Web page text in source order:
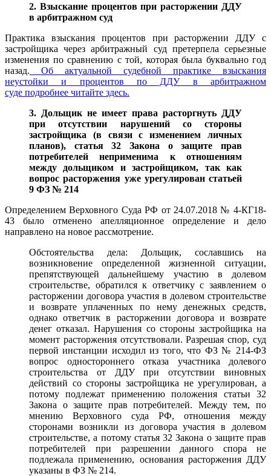
2. Взыскание процентов при расторжении ДДУ
в арбитражном суд
Практика взыскания процентов при расторжении ДДУ с
застройщика через арбитражный суд претерпела серьезные
изменения по сравнению с той, которая была буквально год
назад. Об актуальной судебной практике взыскания
неустойки и процентов по ДДУ в арбитражном
суде подробнее читайте здесь.
3. Дольщик не имеет права расторгнуть ДДУ
при отсутствии нарушений со стороны
застройщика (в связи с изменением личных
планов), статья 32 Закона о защите прав
потребителей неприменима к отношениям
между дольщиком и застройщиком, так как
вопрос расторжения уже урегулирован статьей
9 ФЗ № 214
Определением Верховного Суда РФ от 24.07.2018 № 4-КГ18-
43 было отменено апелляционное определение и дело
направлено на новое рассмотрение.
Обстоятельства дела: Дольщик, сославшись на
возникновение определенной жизненной ситуации,
препятствующей дальнейшему участию в долевом
строительстве, обратился к ответчику с заявлением о
расторжении договора участия в долевом строительстве
и возврате уплаченных по нему денежных средств,
однако ответчик в расторжении договора и возврате
денег отказал. Нарушения со стороны застройщика на
момент расторжения отсутствовали. Разрешая спор, суд
первой инстанции исходил из того, что ФЗ № 214-ФЗ
вопрос одностороннего отказа участника долевого
строительства от ДДУ при отсутствии виновных
действий со стороны застройщика не урегулирован, а
потому подлежат применению положения статьи 32
Закона о защите прав потребителей. Между тем, по
мнению Верховного суда РФ, отношения между
сторонами возникли из договора участия в долевом
строительстве, а потому статья 32 Закона о защите прав
потребителей при разрешении данного спора не
подлежала применению, основания расторжения ДДУ
указаны в ФЗ № 214.